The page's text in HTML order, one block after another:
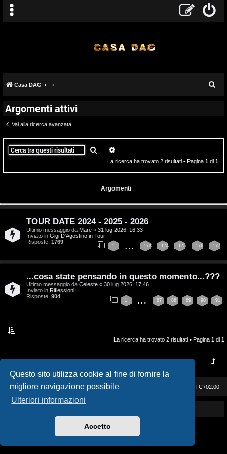
Questo sito utilizza cookie al fine di fornire la
migliore navigazione possibile
Ulteriori informazioni
Accetto
r
o
n
i
n
r
i
s
p
o
t
Casa DAG
Argomenti attivi
Vai alla ricerca avanzata
Cerca
La ricerca ha trovato 2 risultati • Pagina 1 di 1
Argomenti
TOUR DATE 2024 - 2025 - 2026
Ultimo messaggio da Marè « 31 lug 2026, 16:33
Inviato in Gigi D'Agostino in Tour
Risposte: 1769
1 … 173 174 175 176 177
...cosa state pensando in questo momento...???
Ultimo messaggio da Celeste « 30 lug 2026, 17:46
Inviato in Riflessioni
Risposte: 904
1 … 87 88 89 90 91
La ricerca ha trovato 2 risultati • Pagina 1 di 1
T
p
c
t
v
G
i
i
'
A
g
t
Casa DAG UTC+02:00
Cancella cookie